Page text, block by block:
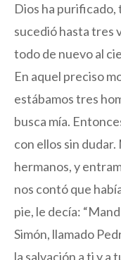
Dios ha purificado,
sucedió hasta tres
todo de nuevo al
En aquel preciso
estábamos tres
busca mía.
con ellos sin
hermanos, y
nos contó que
pie, le decía:
Simón, llamado
la salvación a ti y a